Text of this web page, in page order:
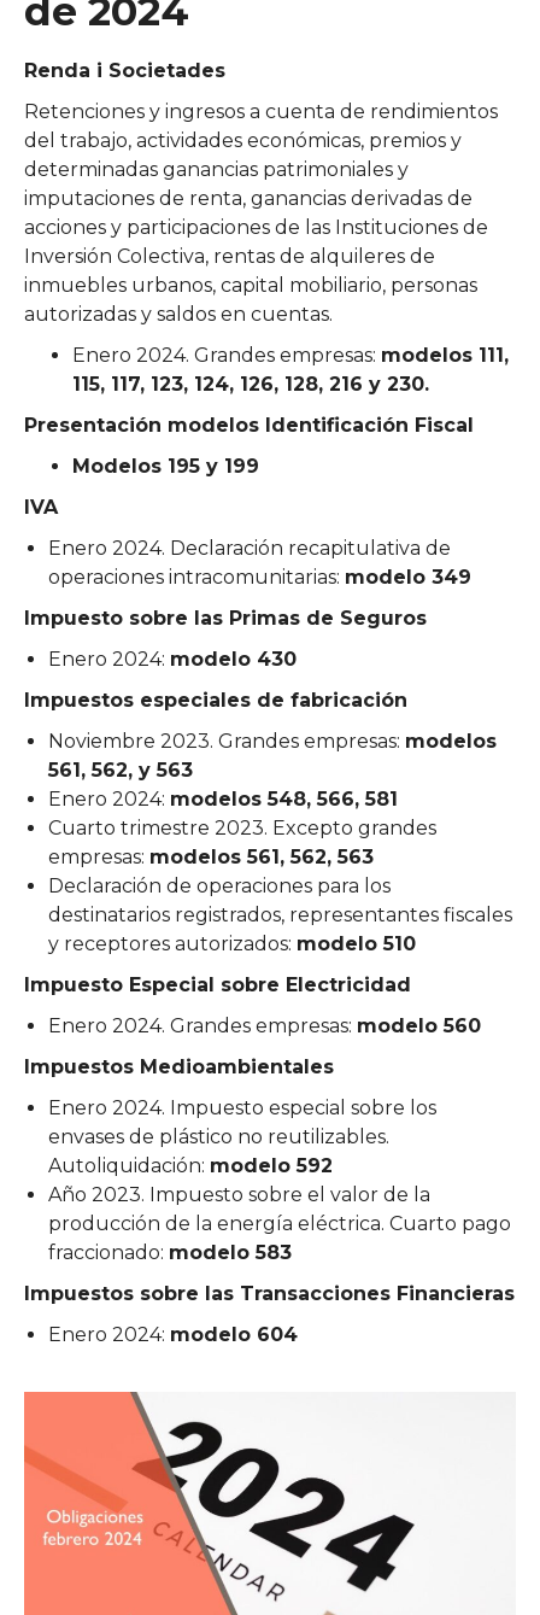
de 2024
Renda i Societades
Retenciones y ingresos a cuenta de rendimientos
del trabajo, actividades económicas, premios y
determinadas ganancias patrimoniales y
imputaciones de renta, ganancias derivadas de
acciones y participaciones de las Instituciones de
Inversión Colectiva, rentas de alquileres de
inmuebles urbanos, capital mobiliario, personas
autorizadas y saldos en cuentas.
Enero 2024. Grandes empresas: modelos 111,
115, 117, 123, 124, 126, 128, 216 y 230.
Presentación modelos Identificación Fiscal
Modelos 195 y 199
IVA
Enero 2024. Declaración recapitulativa de
operaciones intracomunitarias: modelo 349
Impuesto sobre las Primas de Seguros
Enero 2024: modelo 430
Impuestos especiales de fabricación
Noviembre 2023. Grandes empresas: modelos
561, 562, y 563
Enero 2024: modelos 548, 566, 581
Cuarto trimestre 2023. Excepto grandes
empresas: modelos 561, 562, 563
Declaración de operaciones para los
destinatarios registrados, representantes fiscales
y receptores autorizados: modelo 510
Impuesto Especial sobre Electricidad
Enero 2024. Grandes empresas: modelo 560
Impuestos Medioambientales
Enero 2024. Impuesto especial sobre los
envases de plástico no reutilizables.
Autoliquidación: modelo 592
Año 2023. Impuesto sobre el valor de la
producción de la energía eléctrica. Cuarto pago
fraccionado: modelo 583
Impuestos sobre las Transacciones Financieras
Enero 2024: modelo 604